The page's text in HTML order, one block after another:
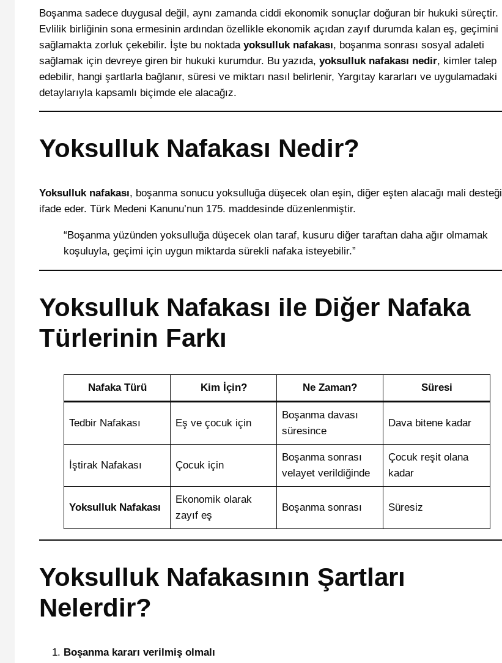
Boşanma sadece duygusal değil, aynı zamanda ciddi ekonomik sonuçlar doğuran bir hukuki süreçtir.
Evlilik birliğinin sona ermesinin ardından özellikle ekonomik açıdan zayıf durumda kalan eş, geçimini
sağlamakta zorluk çekebilir. İşte bu noktada yoksulluk nafakası, boşanma sonrası sosyal adaleti
sağlamak için devreye giren bir hukuki kurumdur. Bu yazıda, yoksulluk nafakası nedir, kimler talep
edebilir, hangi şartlarla bağlanır, süresi ve miktarı nasıl belirlenir, Yargıtay kararları ve uygulamadaki
detaylarıyla kapsamlı biçimde ele alacağız.
Yoksulluk Nafakası Nedir?
Yoksulluk nafakası, boşanma sonucu yoksulluğa düşecek olan eşin, diğer eşten alacağı mali desteği
ifade eder. Türk Medeni Kanunu’nun 175. maddesinde düzenlenmiştir.
“Boşanma yüzünden yoksulluğa düşecek olan taraf, kusuru diğer taraftan daha ağır olmamak
koşuluyla, geçimi için uygun miktarda sürekli nafaka isteyebilir.”
Yoksulluk Nafakası ile Diğer Nafaka
Türlerinin Farkı
Nafaka Türü Kim İçin? Ne Zaman? Süresi
Tedbir Nafakası Eş ve çocuk için
Boşanma davası
süresince
Dava bitene kadar
İştirak Nafakası Çocuk için
Boşanma sonrası
velayet verildiğinde
Çocuk reşit olana
kadar
Yoksulluk Nafakası
Ekonomik olarak
zayıf eş
Boşanma sonrası Süresiz
Yoksulluk Nafakasının Şartları
Nelerdir?
Boşanma kararı verilmiş olmalı